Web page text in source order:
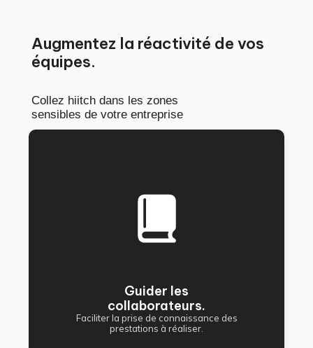
Augmentez la réactivité de vos
équipes.
Collez hiitch dans les zones
sensibles de votre entreprise
Guider les
collaborateurs.
Faciliter la prise de connaissance des
prestations à réaliser.